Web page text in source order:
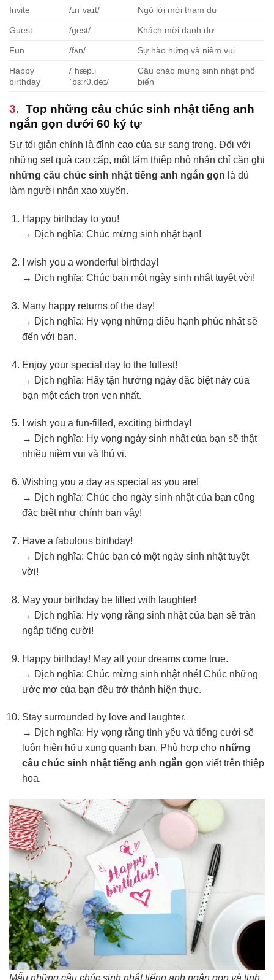
Invite /ɪnˈvaɪt/ Ngỏ lời mời tham dự
Guest /ɡest/ Khách mời danh dự
Fun /fʌn/ Sự hào hứng và niềm vui
Happy
birthday
/ˌhæp.i
ˈbɜːrθ.deɪ/
Câu chào mừng sinh nhật phổ
biến
Top những câu chúc sinh nhật tiếng anh
ngắn gọn dưới 60 ký tự
Sự tối giản chính là đỉnh cao của sự sang trọng. Đối với
những set quà cao cấp, một tấm thiệp nhỏ nhắn chỉ cần ghi
những câu chúc sinh nhật tiếng anh ngắn gọn là đủ
làm người nhận xao xuyến.
Happy birthday to you!
→ Dịch nghĩa: Chúc mừng sinh nhật bạn!
I wish you a wonderful birthday!
→ Dịch nghĩa: Chúc bạn một ngày sinh nhật tuyệt vời!
Many happy returns of the day!
→ Dịch nghĩa: Hy vọng những điều hạnh phúc nhất sẽ
đến với bạn.
Enjoy your special day to the fullest!
→ Dịch nghĩa: Hãy tận hưởng ngày đặc biệt này của
bạn một cách trọn vẹn nhất.
I wish you a fun-filled, exciting birthday!
→ Dịch nghĩa: Hy vọng ngày sinh nhật của bạn sẽ thật
nhiều niềm vui và thú vị.
Wishing you a day as special as you are!
→ Dịch nghĩa: Chúc cho ngày sinh nhật của bạn cũng
đặc biệt như chính bạn vậy!
Have a fabulous birthday!
→ Dịch nghĩa: Chúc bạn có một ngày sinh nhật tuyệt
vời!
May your birthday be filled with laughter!
→ Dịch nghĩa: Hy vọng rằng sinh nhật của bạn sẽ tràn
ngập tiếng cười!
Happy birthday! May all your dreams come true.
→ Dịch nghĩa: Chúc mừng sinh nhật nhé! Chúc những
ước mơ của bạn đều trở thành hiện thực.
Stay surrounded by love and laughter.
→ Dịch nghĩa: Hy vọng rằng tình yêu và tiếng cười sẽ
luôn hiện hữu xung quanh bạn. Phù hợp cho những
câu chúc sinh nhật tiếng anh ngắn gọn viết trên thiệp
hoa.
Mẫu những câu chúc sinh nhật tiếng anh ngắn gọn và tinh